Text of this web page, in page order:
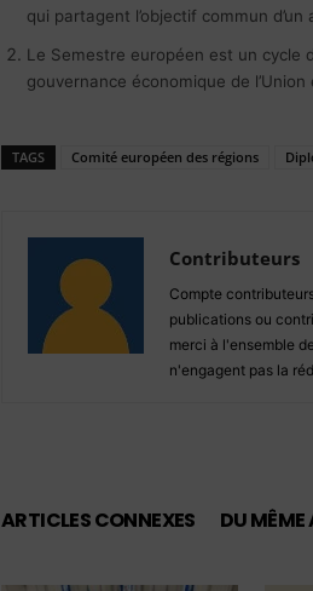
qui partagent l’objectif commun
Le Semestre européen est un cycle
gouvernance économique de l’Union
TAGS Comité européen des régions
Contributeurs
Compte
publications ou
merci à l'ensemble
n'engagent pas la
ARTICLES CONNEXES DU MÊME